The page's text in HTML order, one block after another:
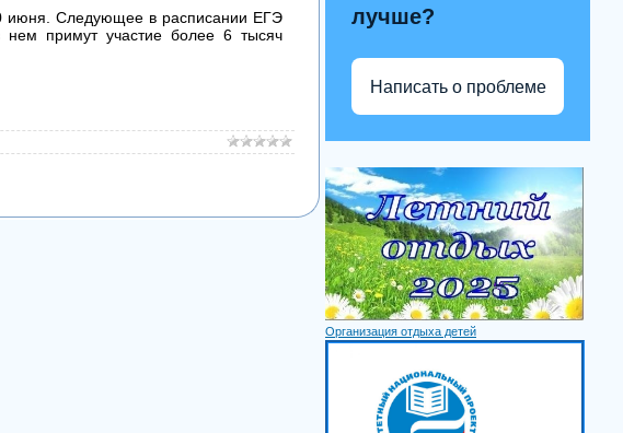
июня. Следующее в расписании ЕГЭ
примут участие более 6 тысяч
лучше?
Написать о проблеме
Организация отдыха детей